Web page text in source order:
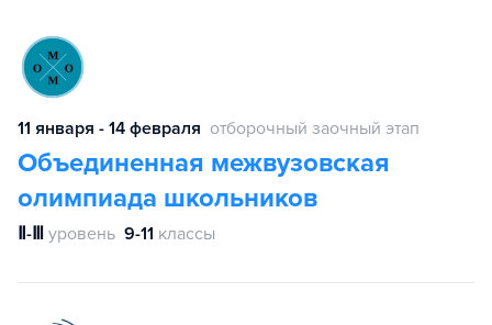
11 января - 14 февраля отборочный заочный этап
Объединенная межвузовская
олимпиада школьников
Ⅱ-Ⅲ уровень 9-11 классы